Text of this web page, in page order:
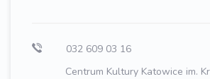
032 609 03 16
Centrum Kultury Katowice im.